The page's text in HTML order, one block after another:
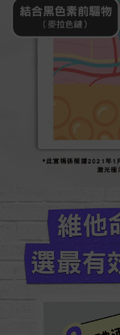
結合黑色素前驅物
（麥拉色鏈）
*此宣稱係根據2021年1
激光